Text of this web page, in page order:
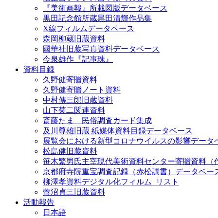
『美術画報』所載図版データベース
黒田記念館所蔵黒田清輝作品集
X線フィルムデータベース
森岡柳蔵旧蔵資料
國華社旧蔵写真資料データベース
今泉雄作『記事珠』
資料目録
久野健寄贈資料
久野健寄贈ノート資料
中村傳三郎旧蔵資料
山下菊二関連資料
斎藤たま 民俗調査カード集成
及川尊雄旧蔵 紙媒体資料目録データベース
展覧会における新型コロナウイルスの影響データ
松島健旧蔵資料
笹木繁男氏主宰現代美術資料センター寄贈資料（
京都府寺院重宝調査記録（赤松調書）データベー
柳澤孝資料デジタル化フィルム_リスト
菅沼貞三旧蔵資料
活動報告
日本語